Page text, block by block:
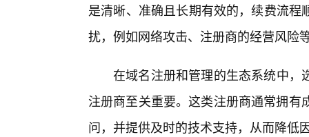
是清晰、准确且长期有效的，续费流
扰，例如网络攻击、注册商的经营风险
在域名注册和管理的生态系统中，
注册商至关重要。这类注册商通常拥
问，并提供及时的技术支持，从而降低